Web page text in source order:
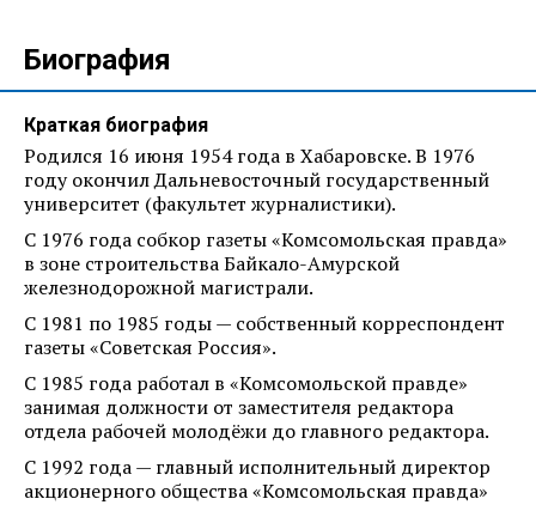
Биография
Краткая биография
Родился 16 июня 1954 года в Хабаровске. В 1976
году окончил Дальневосточный государственный
университет (факультет журналистики).
С 1976 года собкор газеты «Комсомольская правда»
в зоне строительства Байкало-Амурской
железнодорожной магистрали.
С 1981 по 1985 годы — собственный корреспондент
газеты «Советская Россия».
С 1985 года работал в «Комсомольской правде»
занимая должности от заместителя редактора
отдела рабочей молодёжи до главного редактора.
С 1992 года — главный исполнительный директор
акционерного общества «Комсомольская правда»